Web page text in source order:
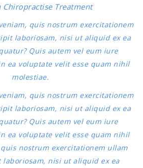
Chiropractise Treatment
quis nostrum exercitationem
laboriosam, nisi ut aliquid ex ea
Quis autem vel eum iure
ea voluptate velit esse quam nihil
molestiae.
quis nostrum exercitationem
laboriosam, nisi ut aliquid ex ea
Quis autem vel eum iure
ea voluptate velit esse quam nihil
nostrum exercitationem ullam
laboriosam, nisi ut aliquid ex ea